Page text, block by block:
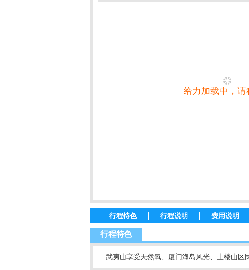
给力加载中，请
行程特色 行程说明 费用说明
行程特色
武夷山享受天然氧、厦门海岛风光、土楼山区